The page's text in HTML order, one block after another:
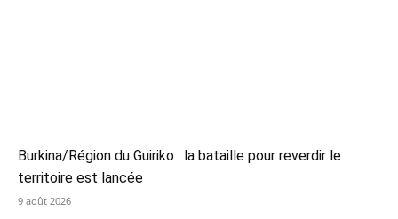
Burkina/Région du Guiriko : la bataille pour reverdir le
territoire est lancée
9 août 2026